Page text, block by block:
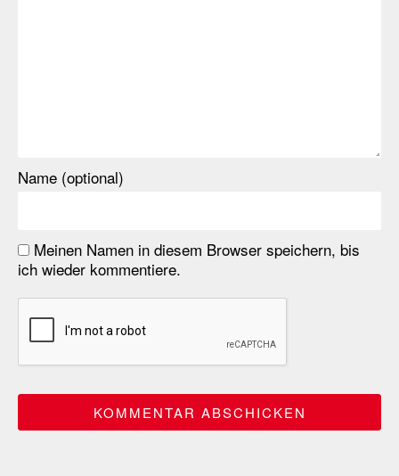
Name (optional)
Meinen Namen in diesem Browser speichern, bis
ich wieder kommentiere.